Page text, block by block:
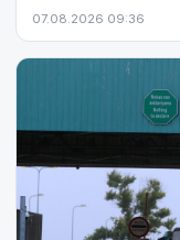
07.08.2026 09:36